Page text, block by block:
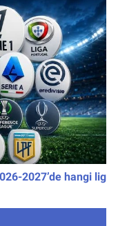
2027’de hangi lig